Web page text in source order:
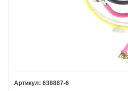
638887-6